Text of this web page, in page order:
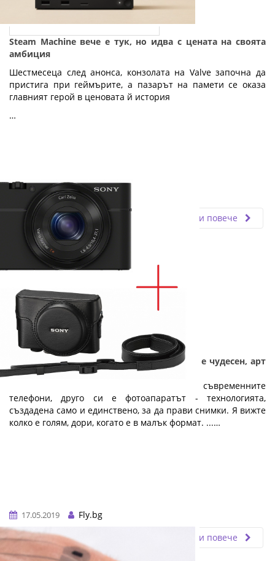
Steam Machine вече е тук, но идва с цената на своята
амбиция
Шестмесеца след анонса, конзолата на Valve започна да
пристига при геймърите, а пазарът на памети се оказа
главният герой в ценовата й история
…
03.07.2026
Fly.bg
Прочети повече
Подарък за абитуриенти - Фотоапаратът е чудесен, арт
подарък за абитуриентски бал
Колкото и да са добри камерите на съвременните
телефони, друго си е фотоапаратът - технологията,
създадена само и единствено, за да прави снимки. Я вижте
колко е голям, дори, когато е в малък формат. ...…
17.05.2019
Fly.bg
Прочети повече